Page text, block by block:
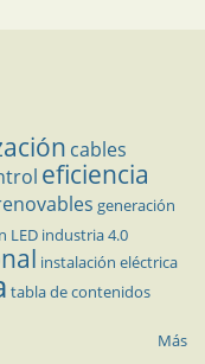
cables
eficiencia
generación
LED industria 4.0
instalación eléctrica
tabla de contenidos
Más